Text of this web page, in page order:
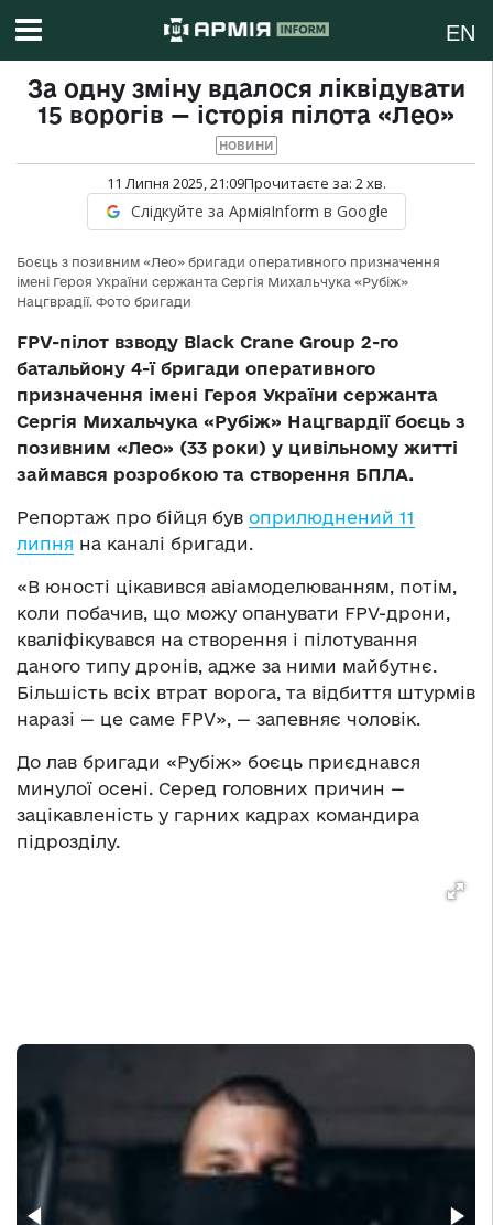
EN
За одну зміну вдалося ліквідувати
15 ворогів — історія пілота «Лео»
НОВИНИ
11 Липня 2025, 21:09Прочитаєте за: 2хв.
Слідкуйте за АрміяInform в Google
Боєць з позивним «Лео» бригади оперативного призначення
імені Героя України сержанта Сергія Михальчука «Рубіж»
Нацгврадії. Фото бригади
FPV-пілот взводу Black Crane Group 2-го
батальйону 4-ї бригади оперативного
призначення імені Героя України сержанта
Сергія Михальчука «Рубіж» Нацгвардії боєць з
позивним «Лео» (33 роки) у цивільному житті
займався розробкою та створення БПЛА.
Репортаж про бійця був оприлюднений 11
липня на каналі бригади.
«В юності цікавився авіамоделюванням, потім,
коли побачив, що можу опанувати FPV-дрони,
кваліфікувався на створення і пілотування
даного типу дронів, адже за ними майбутнє.
Більшість всіх втрат ворога, та відбиття штурмів
наразі — це саме FPV», — запевняє чоловік.
До лав бригади «Рубіж» боєць приєднався
минулої осені. Серед головних причин —
зацікавленість у гарних кадрах командира
підрозділу.